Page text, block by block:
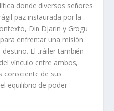
donde diversos señores
paz instaurada por la
Din Djarin y Grogu
enfrentar una misión
El tráiler también
vínculo entre ambos,
consciente de sus
equilibrio de poder